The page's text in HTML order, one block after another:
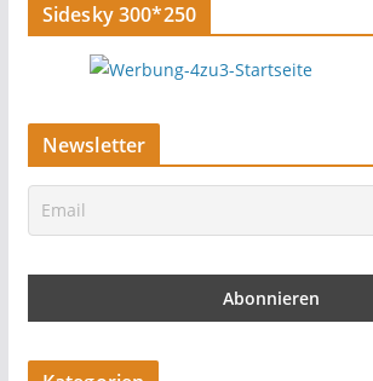
Sidesky 300*250
Newsletter